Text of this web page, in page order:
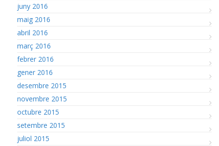
juny 2016
maig 2016
abril 2016
març 2016
febrer 2016
gener 2016
desembre 2015
novembre 2015
octubre 2015
setembre 2015
juliol 2015